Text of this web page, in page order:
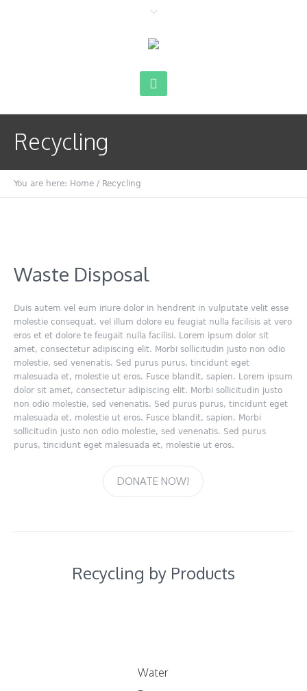
Recycling
You are here: Home / Recycling
Waste Disposal
Duis autem vel eum iriure dolor in hendrerit in vulputate velit esse
molestie consequat, vel illum dolore eu feugiat nulla facilisis at vero
eros et et dolore te feugait nulla facilisi. Lorem ipsum dolor sit
amet, consectetur adipiscing elit. Morbi sollicitudin justo non odio
molestie, sed venenatis. Sed purus purus, tincidunt eget
malesuada et, molestie ut eros. Fusce blandit, sapien. Lorem ipsum
dolor sit amet, consectetur adipiscing elit. Morbi sollicitudin justo
non odio molestie, sed venenatis. Sed purus purus, tincidunt eget
malesuada et, molestie ut eros. Fusce blandit, sapien. Morbi
sollicitudin justo non odio molestie, sed venenatis. Sed purus
purus, tincidunt eget malesuada et, molestie ut eros.
DONATE NOW!
Recycling by Products
Water